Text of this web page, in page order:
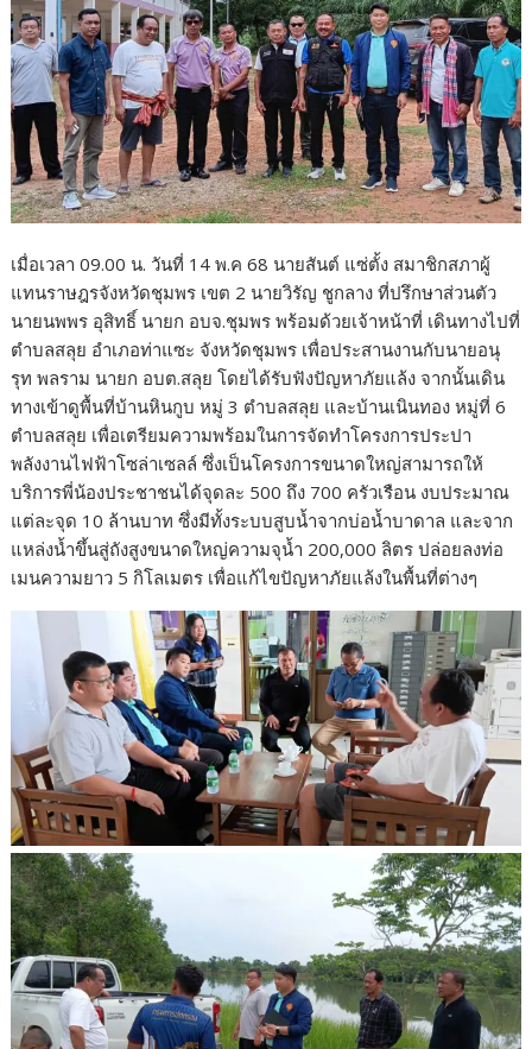
เมื่อเวลา 09.00 น. วันที่ 14 พ.ค 68 นายสันต์ แซ่ตั้ง สมาชิกสภาผู้
แทนราษฎรจังหวัดชุมพร เขต 2 นายวิรัญ ชูกลาง ที่ปรึกษาส่วนตัว
นายนพพร อุสิทธิ์ นายก อบจ.ชุมพร พร้อมด้วยเจ้าหน้าที่ เดินทางไปที่
ตำบลสลุย อำเภอท่าแซะ จังหวัดชุมพร เพื่อประสานงานกับนายอนุ
รุท พลราม นายก อบต.สลุย โดยได้รับฟังปัญหาภัยแล้ง จากนั้นเดิน
ทางเข้าดูพื้นที่บ้านหินกูบ หมู่ 3 ตำบลสลุย และบ้านเนินทอง หมู่ที่ 6
ตำบลสลุย เพื่อเตรียมความพร้อมในการจัดทำโครงการประปา
พลังงานไฟฟ้าโซล่าเซลล์ ซึ่งเป็นโครงการขนาดใหญ่สามารถให้
บริการพี่น้องประชาชนได้จุดละ 500 ถึง 700 ครัวเรือน งบประมาณ
แต่ละจุด 10 ล้านบาท ซึ่งมีทั้งระบบสูบน้ำจากบ่อน้ำบาดาล และจาก
แหล่งน้ำขึ้นสู่ถังสูงขนาดใหญ่ความจุน้ำ 200,000 ลิตร ปล่อยลงท่อ
เมนความยาว 5 กิโลเมตร เพื่อแก้ไขปัญหาภัยแล้งในพื้นที่ต่างๆ